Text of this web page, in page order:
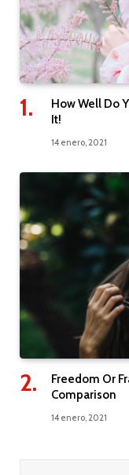
How Well Do
It!
14 enero, 2021
Freedom Or
Comparison
14 enero, 2021